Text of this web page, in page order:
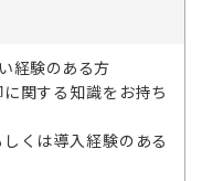
経験のある方
関する知識をお持ち
くは導入経験のある